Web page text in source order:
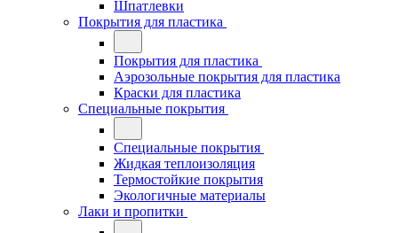
Шпатлевки
Покрытия для пластика
Покрытия для пластика
Аэрозольные покрытия для пластика
Краски для пластика
Специальные покрытия
Специальные покрытия
Жидкая теплоизоляция
Термостойкие покрытия
Экологичные материалы
Лаки и пропитки